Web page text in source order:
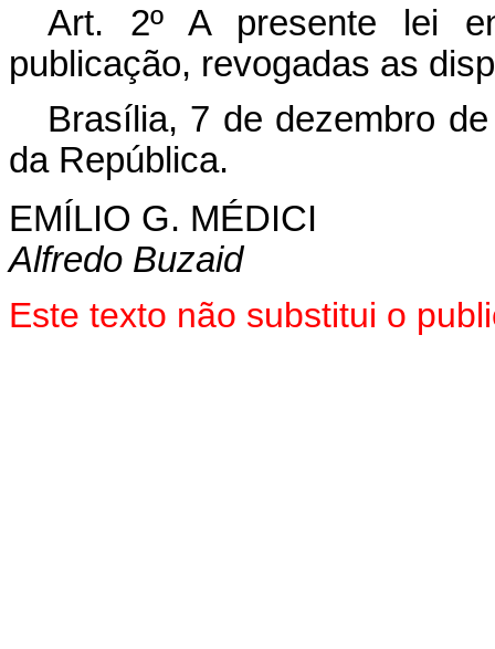
Art. 2º A presente lei
publicação, revogadas as
Brasília, 7 de dezembro
da República.
EMÍLIO G. MÉDICI
Alfredo Buzaid
Este texto não substitui o